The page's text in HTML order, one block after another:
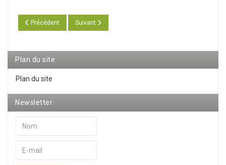
Article précédent : Liste des chants français du Manuel Besnier pour
Précédent Article suivant : "Couronnée d'étoiles", un cantique
Suivant
Plan du site
Plan du site
Newsletter